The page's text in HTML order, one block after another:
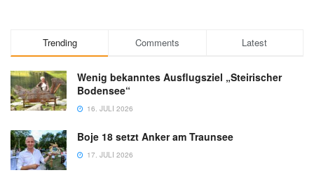
Trending Comments Latest
Wenig bekanntes Ausflugsziel „Steirischer
Bodensee“
16. JULI 2026
Boje 18 setzt Anker am Traunsee
17. JULI 2026